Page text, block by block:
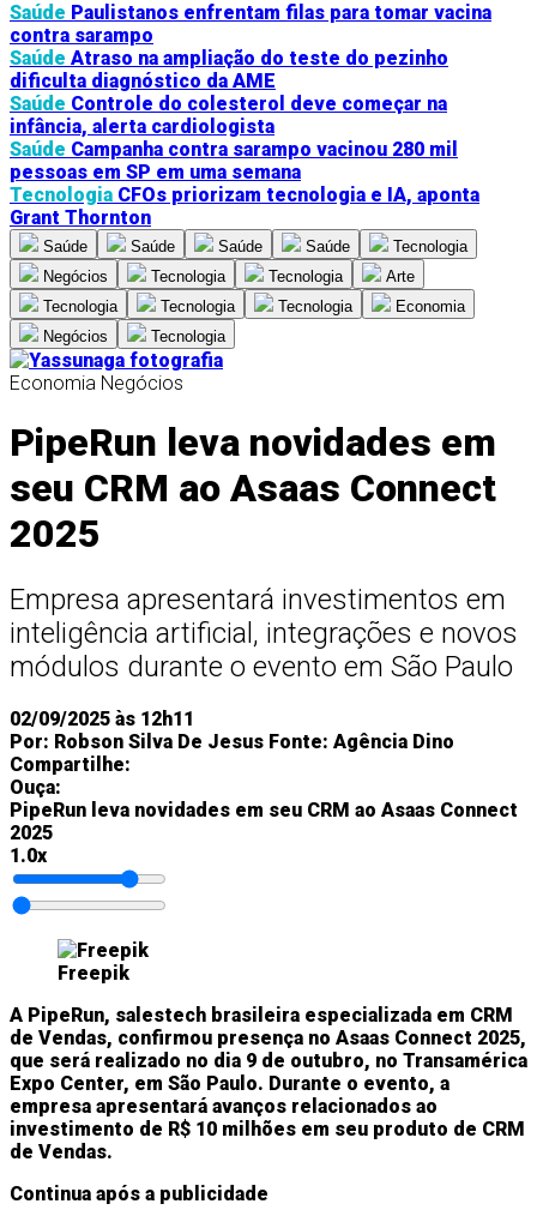
Saúde Paulistanos enfrentam filas para tomar vacina
contra sarampo
Saúde Atraso na ampliação do teste do pezinho
dificulta diagnóstico da AME
Saúde Controle do colesterol deve começar na
infância, alerta cardiologista
Saúde Campanha contra sarampo vacinou 280 mil
pessoas em SP em uma semana
Tecnologia CFOs priorizam tecnologia e IA, aponta
Grant Thornton
Saúde Saúde Saúde Saúde
Tecnologia
Negócios
Tecnologia Tecnologia
Arte
Tecnologia
Tecnologia Tecnologia
Economia
Negócios
Tecnologia
Economia Negócios
PipeRun leva novidades em
seu CRM ao Asaas Connect
2025
Empresa apresentará investimentos em
inteligência artificial, integrações e novos
módulos durante o evento em São Paulo
02/09/2025 às 12h11
Por: Robson Silva De Jesus Fonte: Agência Dino
Compartilhe:
Ouça:
PipeRun leva novidades em seu CRM ao Asaas Connect
2025
1.0x
Freepik
A PipeRun, salestech brasileira especializada em CRM
de Vendas, confirmou presença no Asaas Connect 2025,
que será realizado no dia 9 de outubro, no Transamérica
Expo Center, em São Paulo. Durante o evento, a
empresa apresentará avanços relacionados ao
investimento de R$ 10 milhões em seu produto de CRM
de Vendas.
Continua após a publicidade